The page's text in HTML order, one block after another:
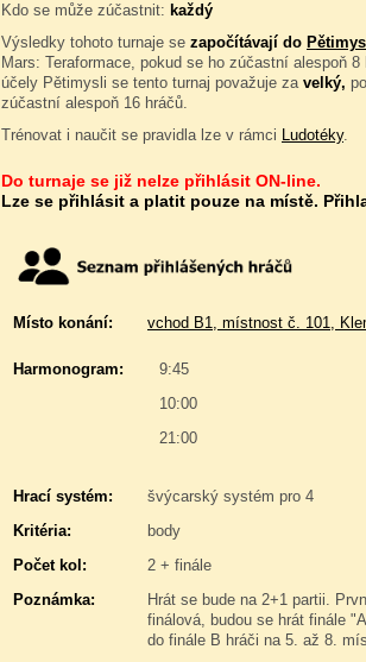
Kdo se může zúčastnit: každý
Výsledky tohoto turnaje se započítávají do
Mars: Teraformace, pokud se ho zúčastní alespoň 8
účely Pětimysli se tento turnaj považuje za velký,
zúčastní alespoň 16 hráčů.
Trénovat i naučit se pravidla lze v rámci Ludotéky.
Do turnaje se již nelze přihlásit ON-line.
Lze se přihlásit a platit pouze na místě.
Místo konání: vchod B1, místnost č. 101,
Harmonogram: 9:45
10:00
21:00
Hrací systém:
švýcarský systém pro 4
Kritéria:
body
Počet kol:
2 + finále
Poznámka:
Hrát se bude na 2+1 partii.
finálová, budou se hrát finále
do finále B hráči na 5. až 8.